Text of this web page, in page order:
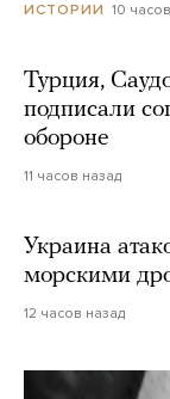
ИСТОРИИ 10
Турция,
подписали
обороне
11 часов назад
Украина
морскими
12 часов назад